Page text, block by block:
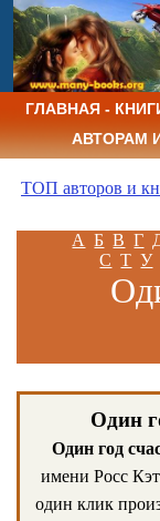
ГЛАВНАЯ -
АВТОРАМ
ТОП авторов и
А Б В Г
С Т У
Один
Один год
имени Росс
один клик